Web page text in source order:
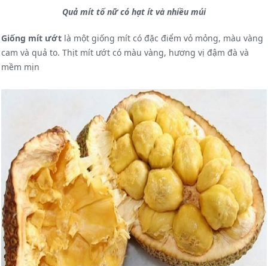
Quả mít tố nữ có hạt ít và nhiều múi
Giống mít ướt là một giống mít có đặc điểm vỏ mỏng, màu vàng
cam và quả to. Thịt mít ướt có màu vàng, hương vị đậm đà và
mềm mịn